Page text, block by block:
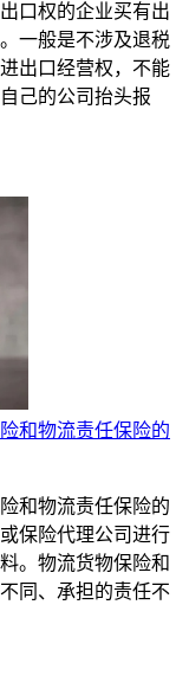
口权的企业买有出
一般是不涉及退税
出口经营权，不能
己的公司抬头报
和物流责任保险的
和物流责任保险的
保险代理公司进行
。物流货物保险和
同、承担的责任不